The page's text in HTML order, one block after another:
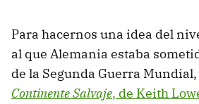
Para hacernos una idea del
al que Alemania estaba
de la Segunda Guerra
Continente Salvaje, de Keith